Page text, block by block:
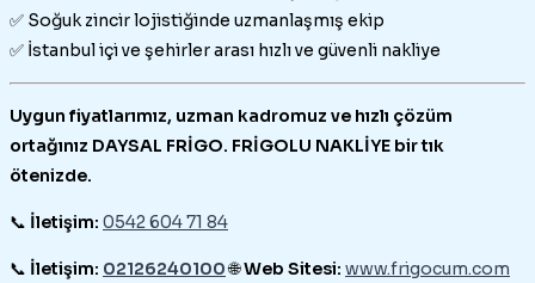
✅ Soğuk zincir lojistiğinde uzmanlaşmış ekip
✅ İstanbul içi ve şehirler arası hızlı ve güvenli nakliye
Uygun fiyatlarımız, uzman kadromuz ve hızlı çözüm
ortağınız DAYSAL FRİGO. FRİGOLU NAKLİYE bir tık
ötenizde.
📞 İletişim: 0542 604 71 84
📞 İletişim: 02126240100🌐Web Sitesi: www.frigocum.com